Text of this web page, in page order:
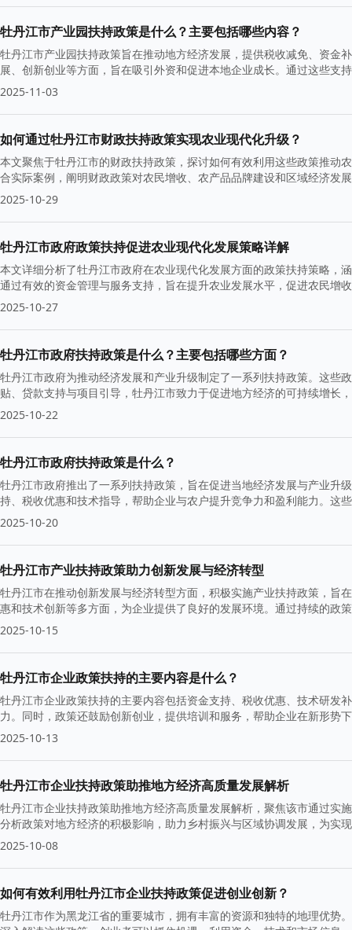
牡丹江市产业园扶持政策是什么？主要包括哪些内容？
牡丹江市产业园扶持政策旨在推动地方经济发展，提供税收减免、资金
展、创新创业等方面，旨在吸引外资和促进本地企业成长。通过这些支
2025-11-03
如何通过牡丹江市财政扶持政策实现农业现代化升级？
本文聚焦于牡丹江市的财政扶持政策，探讨如何有效利用这些政策推动
合实际案例，阐明财政政策对农民增收、农产品品牌建设和区域经济发
2025-10-29
牡丹江市政府政策扶持促进农业现代化发展策略详解
本文详细分析了牡丹江市政府在农业现代化发展方面的政策扶持策略，
通过有效的资金管理与服务支持，旨在提升农业发展水平，促进农民增
2025-10-27
牡丹江市政府扶持政策是什么？主要包括哪些方面？
牡丹江市政府为推动经济发展和产业升级制定了一系列扶持政策。这些
贴、贷款支持与项目引导，牡丹江市致力于促进地方经济的可持续增长
2025-10-22
牡丹江市政府扶持政策是什么？
牡丹江市政府推出了一系列扶持政策，旨在促进当地经济发展与产业升
持、税收优惠和技术指导，帮助企业与农户提升竞争力和盈利能力。这
2025-10-20
牡丹江市产业扶持政策助力创新发展与经济转型
牡丹江市在推动创新发展与经济转型方面，积极实施产业扶持政策，旨
惠和技术创新等多方面，为企业提供了良好的发展环境。通过持续的政
高质量发展。
2025-10-15
牡丹江市企业政策扶持的主要内容是什么？
牡丹江市企业政策扶持的主要内容包括资金支持、税收优惠、技术研发
力。同时，政策还鼓励创新创业，提供培训和服务，帮助企业在新形势
2025-10-13
牡丹江市企业扶持政策助推地方经济高质量发展解析
牡丹江市企业扶持政策助推地方经济高质量发展解析，聚焦该市通过实
分析政策对地方经济的积极影响，助力乡村振兴与区域协调发展，为实
2025-10-08
如何有效利用牡丹江市企业扶持政策促进创业创新？
牡丹江市作为黑龙江省的重要城市，拥有丰富的资源和独特的地理优势